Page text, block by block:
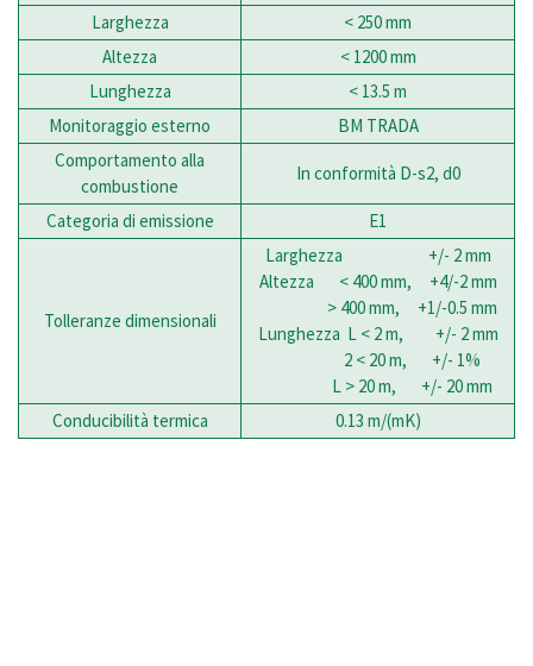
Larghezza
< 250 mm
Altezza
< 1200 mm
Lunghezza
< 13.5 m
Monitoraggio esterno
BM TRADA
Comportamento alla
combustione
In conformità D-s2, d0
Categoria di emissione E1
Tolleranze dimensionali
Larghezza +/- 2 mm
Altezza < 400 mm, +4/-2 mm
> 400 mm, +1/-0.5 mm
Lunghezza L < 2 m, +/- 2 mm
2 < 20 m, +/- 1%
L > 20 m, +/- 20 mm
Conducibilità termica
0.13 m/(mK)